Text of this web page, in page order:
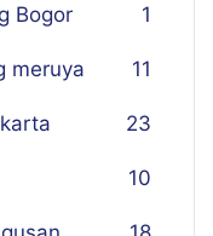
Bogor 1
meruya 11
23
10